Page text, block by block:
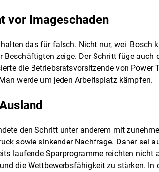
vor Imageschaden
das für falsch. Nicht nur, weil Bosch
Beschäftigten zeige. Der Schritt füge auch
die Betriebsratsvorsitzende von Power
werde um jeden Arbeitsplatz kämpfen.
den Schritt unter anderem mit
sowie sinkender Nachfrage. Daher sei
laufende Sparprogramme reichten nicht
die Wettbewerbsfähigkeit zu stärken. In